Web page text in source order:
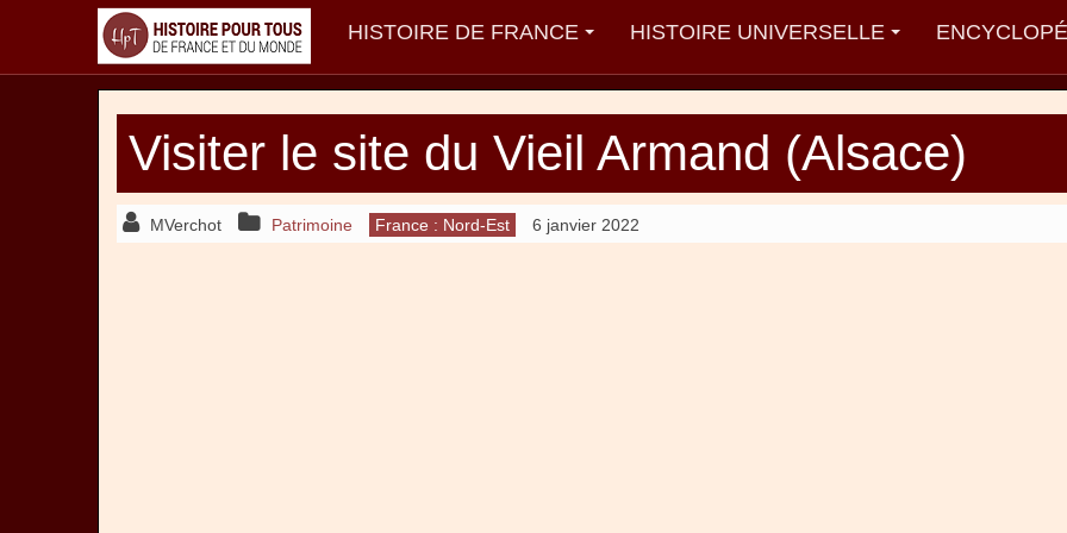
HISTOIRE DE FRANCE HISTOIRE UNIVERSELLE
Visiter le site du Vieil Armand (Alsace)
MVerchot Patrimoine France : Nord-Est 6 janvier 2022